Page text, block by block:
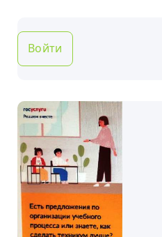
Войти